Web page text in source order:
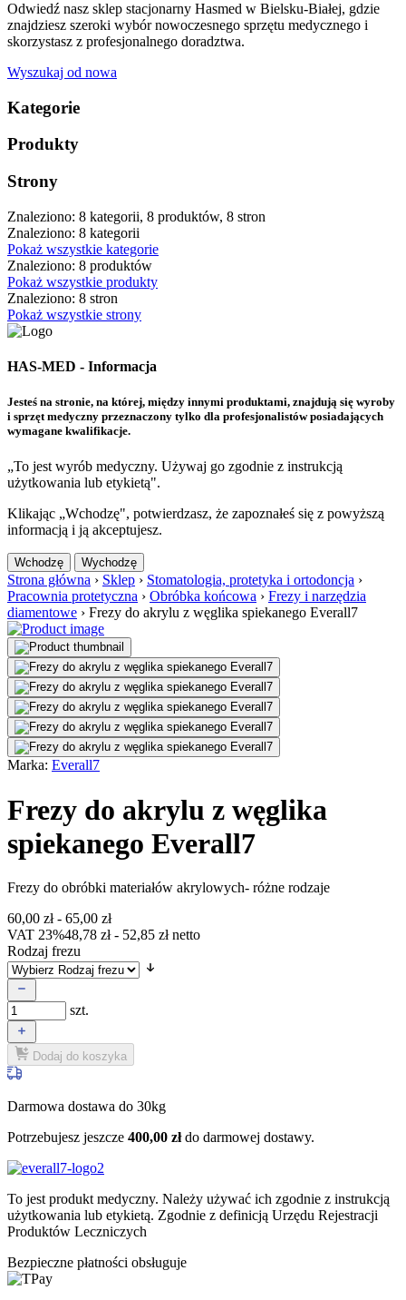
Odwiedź nasz sklep stacjonarny Hasmed w Bielsku-Białej, gdzie
znajdziesz szeroki wybór nowoczesnego sprzętu medycznego i
skorzystasz z profesjonalnego doradztwa.
Wyszukaj od nowa
Kategorie
Produkty
Strony
Znaleziono: 8 kategorii, 8 produktów, 8 stron
Znaleziono: 8 kategorii
Pokaż wszystkie kategorie
Znaleziono: 8 produktów
Pokaż wszystkie produkty
Znaleziono: 8 stron
Pokaż wszystkie strony
HAS-MED - Informacja
Jesteś na stronie, na której, między innymi produktami, znajdują się wyroby
i sprzęt medyczny przeznaczony tylko dla profesjonalistów posiadających
wymagane kwalifikacje.
„To jest wyrób medyczny. Używaj go zgodnie z instrukcją
użytkowania lub etykietą".
Klikając „Wchodzę", potwierdzasz, że zapoznałeś się z powyższą
informacją i ją akceptujesz.
Wchodzę Wychodzę
Strona główna › Sklep › Stomatologia, protetyka i ortodoncja ›
Pracownia protetyczna › Obróbka końcowa › Frezy i narzędzia
diamentowe › Frezy do akrylu z węglika spiekanego Everall7
Marka: Everall7
Frezy do akrylu z węglika
spiekanego Everall7
Frezy do obróbki materiałów akrylowych- różne rodzaje
60,00 zł- 65,00 zł
VAT 23%48,78 zł- 52,85 złnetto
Rodzaj frezu
szt.
Dodaj do koszyka
Darmowa dostawa do 30kg
Potrzebujesz jeszcze 400,00 złdo darmowej dostawy.
To jest produkt medyczny. Należy używać ich zgodnie z instrukcją
użytkowania lub etykietą. Zgodnie z definicją Urzędu Rejestracji
Produktów Leczniczych
Bezpieczne płatności obsługuje